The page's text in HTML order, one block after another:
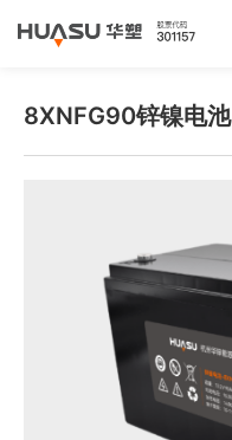
8XNFG90锌镍电池